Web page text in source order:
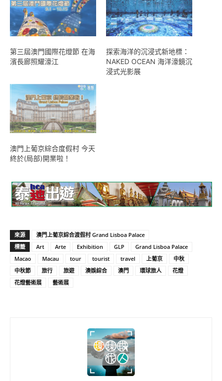
第三屆澳門國際花燈節 在海
濱長廊照耀濠江
探索海洋的沉浸式新地標：
NAKED OCEAN 海洋濠鏡沉
浸式光影展
澳門上葡京綜合度假村 今天
終於(局部)開業啦！
來源
澳門上葡京綜合渡假村 Grand Lisboa Palace
標籤
Art Arte Exhibition GLP
Grand Lisboa Palace
Macao
Macau tour tourist travel 上葡京
中秋
中秋節
旅行 旅遊 澳娛綜合 澳門 環球旅人
花燈
花燈藝術展
藝術展